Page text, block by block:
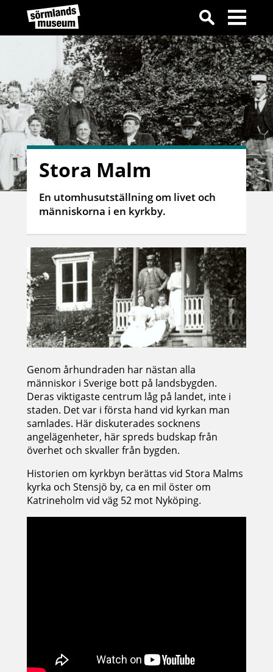
Stora Malm
En utomhusutställning om livet och
människorna i en kyrkby.
Genom århundraden har nästan alla
människor i Sverige bott på landsbygden.
Deras viktigaste centrum låg på landet, inte i
staden. Det var i första hand vid kyrkan man
samlades. Här diskuterades socknens
angelägenheter, här spreds budskap från
överhet och skvaller från bygden.
Historien om kyrkbyn berättas vid Stora Malms
kyrka och Stensjö by, ca en mil öster om
Katrineholm vid väg 52 mot Nyköping.